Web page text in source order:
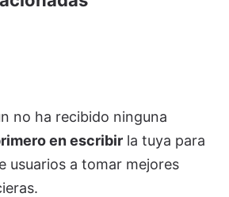
no ha recibido ninguna
en escribir la tuya para
usuarios a tomar mejores